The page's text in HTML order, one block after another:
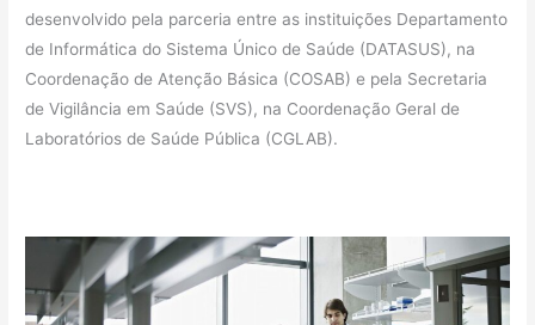
desenvolvido pela parceria entre as instituições Departamento
de Informática do Sistema Único de Saúde (DATASUS), na
Coordenação de Atenção Básica (COSAB) e pela Secretaria
de Vigilância em Saúde (SVS), na Coordenação Geral de
Laboratórios de Saúde Pública (CGLAB).